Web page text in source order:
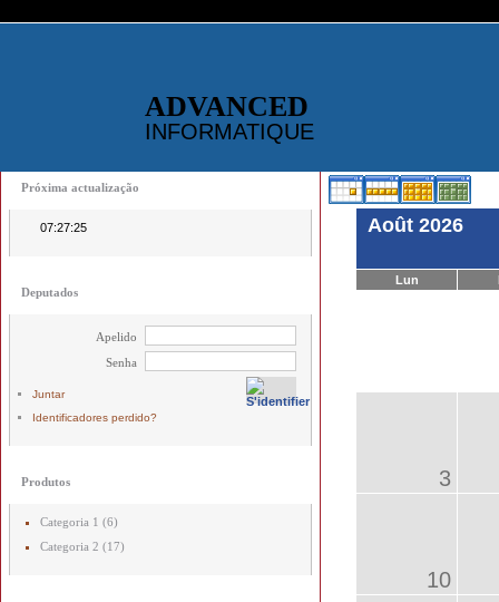
ADVANCED
INFORMATIQUE
Próxima actualização
07:27:25
Deputados
Apelido
Senha
Juntar
Identificadores perdido?
Produtos
Categoria 1 (6)
Categoria 2 (17)
Août 2026
Lun
3
10